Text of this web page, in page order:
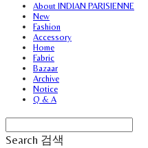
About INDIAN PARISIENNE
New
Fashion
Accessory
Home
Fabric
Bazaar
Archive
Notice
Q & A
Search 검색